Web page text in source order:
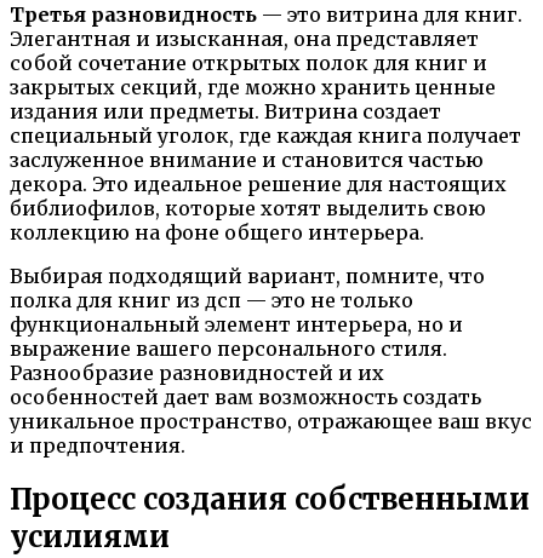
Третья разновидность — это витрина для книг.
Элегантная и изысканная, она представляет
собой сочетание открытых полок для книг и
закрытых секций, где можно хранить ценные
издания или предметы. Витрина создает
специальный уголок, где каждая книга получает
заслуженное внимание и становится частью
декора. Это идеальное решение для настоящих
библиофилов, которые хотят выделить свою
коллекцию на фоне общего интерьера.
Выбирая подходящий вариант, помните, что
полка для книг из дсп — это не только
функциональный элемент интерьера, но и
выражение вашего персонального стиля.
Разнообразие разновидностей и их
особенностей дает вам возможность создать
уникальное пространство, отражающее ваш вкус
и предпочтения.
Процесс создания собственными
усилиями